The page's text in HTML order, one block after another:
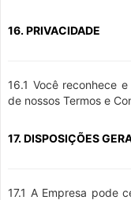
16. PRIVACIDADE
16.1 Você reconhece
de nossos Termos e
17. DISPOSIÇÕES
17.1 A Empresa pode